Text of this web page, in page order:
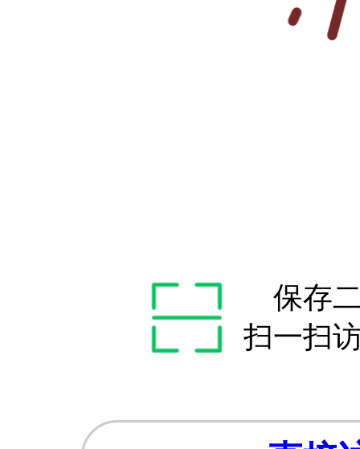
保存
扫一扫